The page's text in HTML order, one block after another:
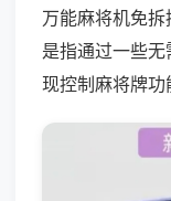
万能麻将机免
是指通过一些
现控制麻将牌功